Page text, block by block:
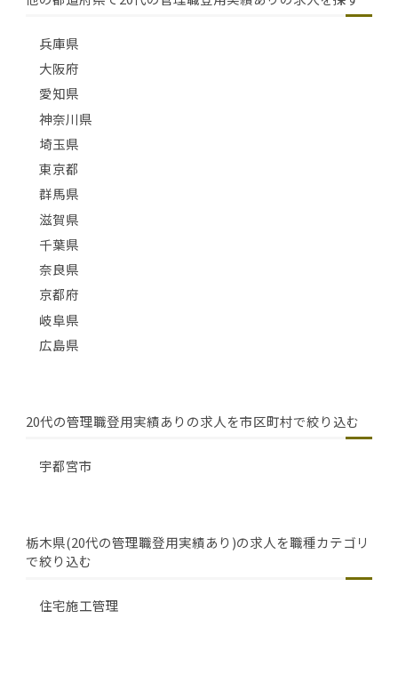
兵庫県
大阪府
愛知県
神奈川県
埼玉県
東京都
群馬県
滋賀県
千葉県
奈良県
京都府
岐阜県
広島県
20代の管理職登用実績ありの求人を市区町村で絞り込む
宇都宮市
栃木県(20代の管理職登用実績あり)の求人を職種カテゴリ
で絞り込む
住宅施工管理